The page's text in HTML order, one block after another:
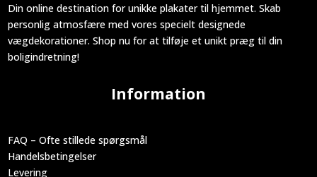
Din online destination for unikke plakater til hjemmet. Skab
personlig atmosfære med vores specielt designede
vægdekorationer. Shop nu for at tilføje et unikt præg til din
boligindretning!
Information
FAQ – Ofte stillede spørgsmål
Handelsbetingelser
Levering